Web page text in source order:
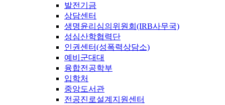
발전기금
상담센터
생명윤리심의위원회(IRB사무국)
성심산학협력단
인권센터(성폭력상담소)
예비군대대
융합전공학부
입학처
중앙도서관
전공진로설계지원센터